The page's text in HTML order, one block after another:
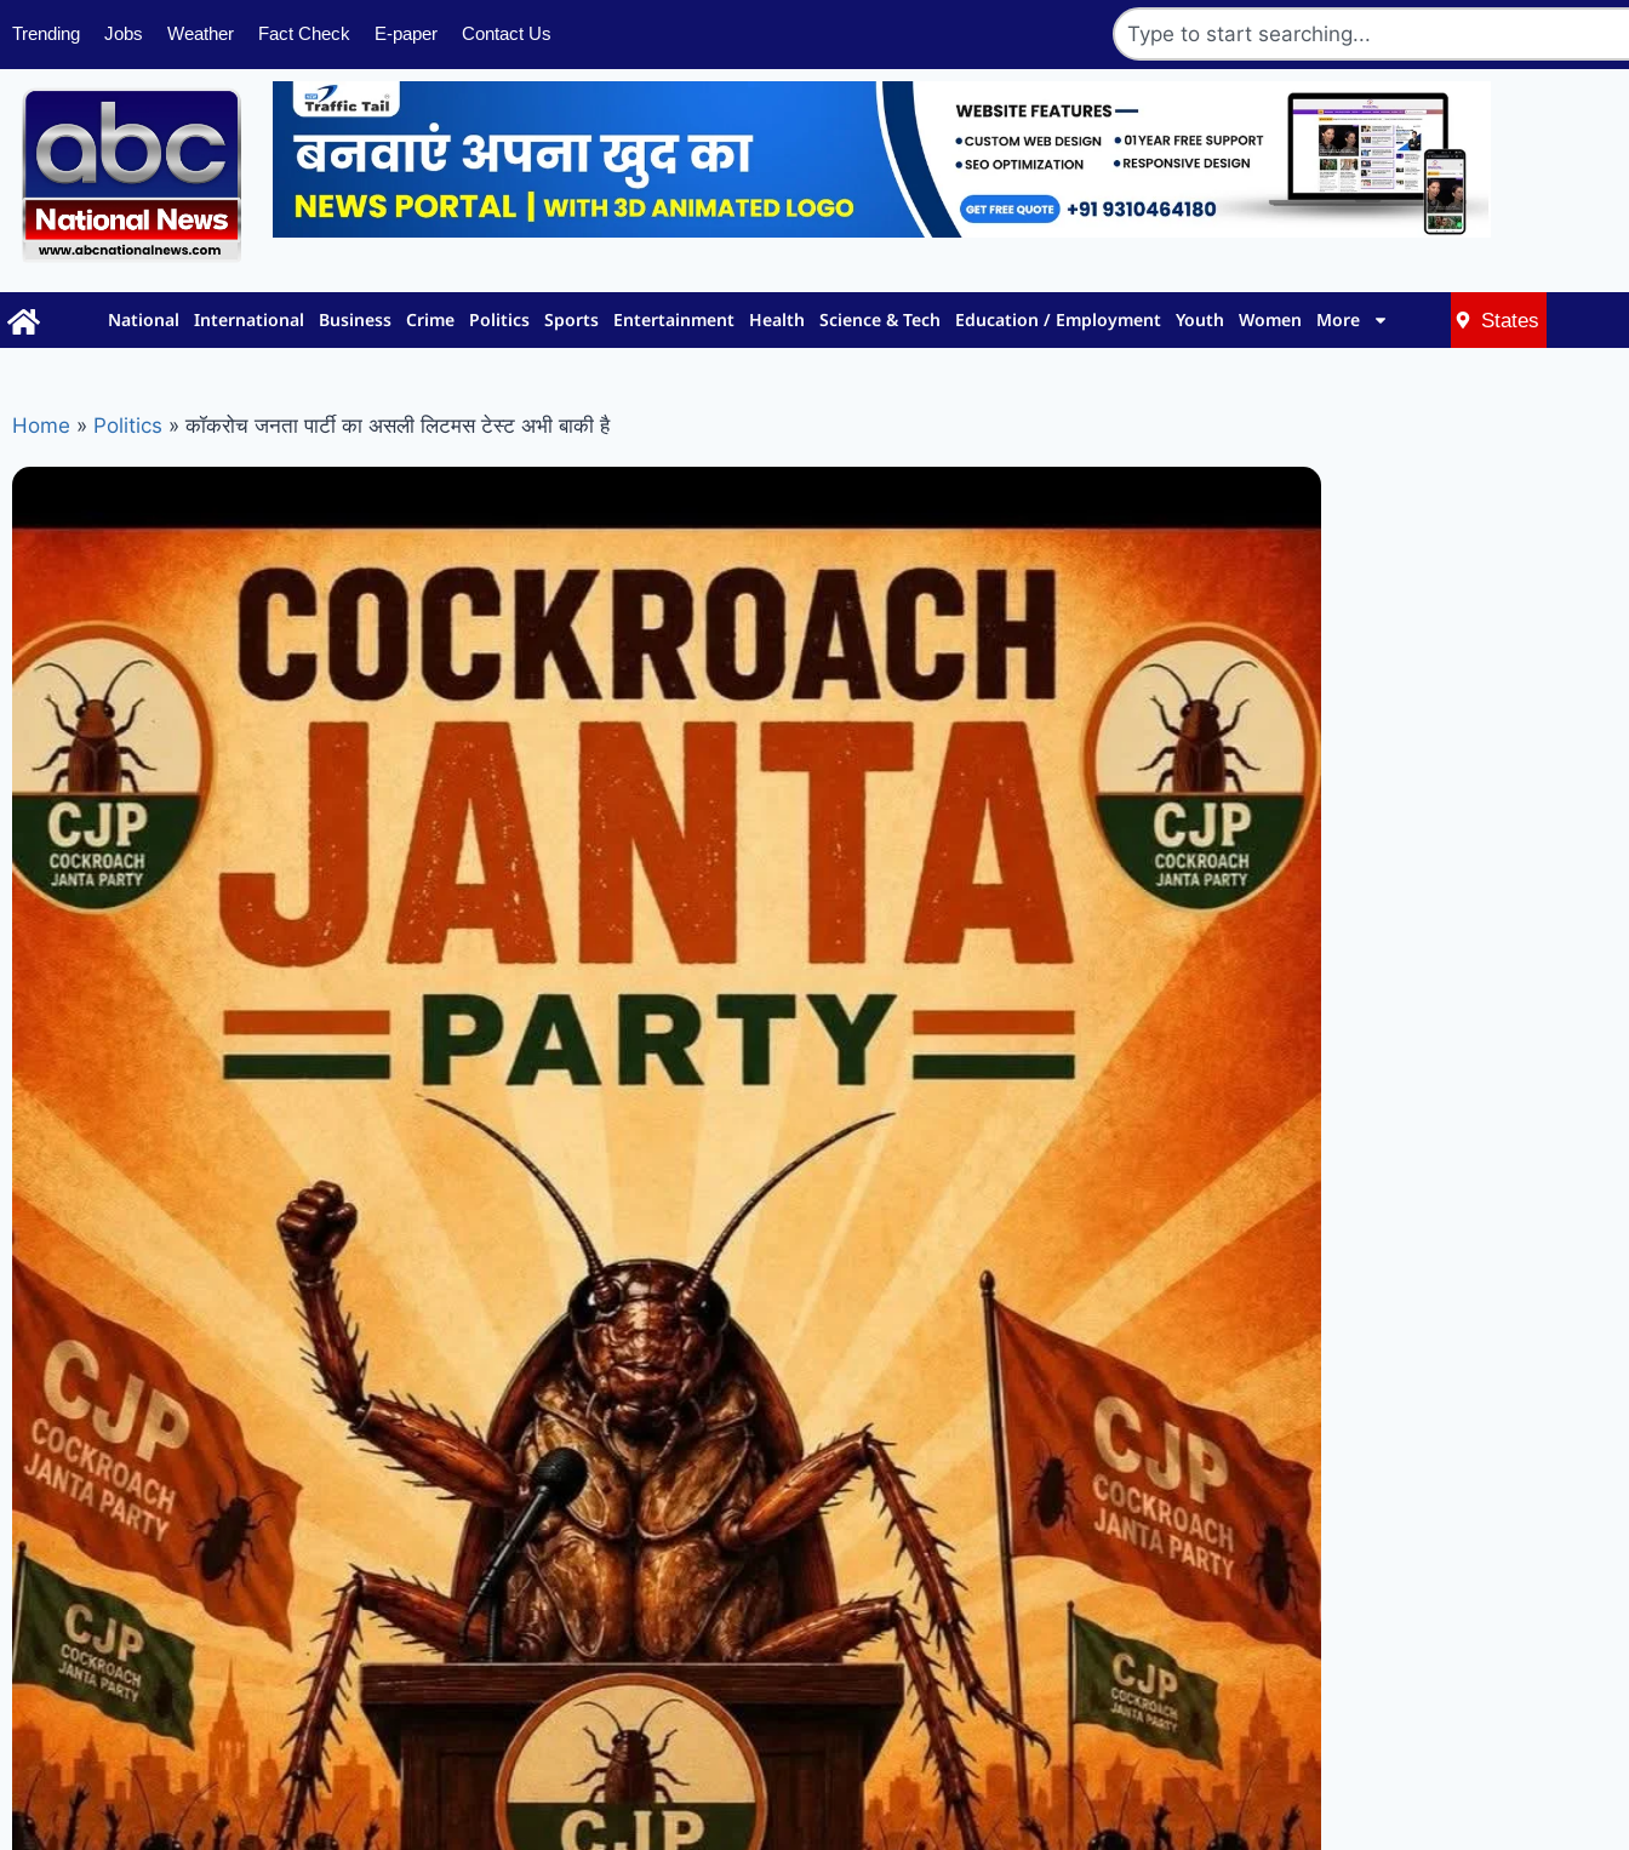
Trending Jobs Weather Fact Check E-paper Contact Us
National International Business Crime Politics Sports Entertainment Health Science & Tech Education / Employment Youth Women More States
Home » Politics » कॉकरोच जनता पार्टी का असली लिटमस टेस्ट अभी बाकी है